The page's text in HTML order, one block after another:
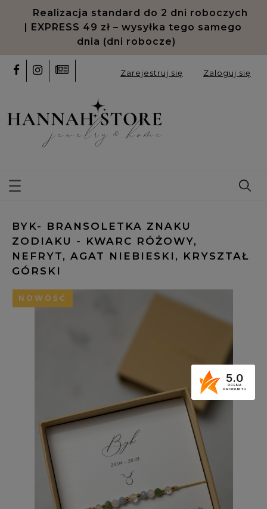
Realizacja standard do 2 dni roboczych
| EXPRESS 49 zł – wysyłka tego samego
dnia (dni robocze)
Zarejestruj się Zaloguj się
BYK- BRANSOLETKA ZNAKU
ZODIAKU - KWARC RÓŻOWY,
NEFRYT, AGAT NIEBIESKI, KRYSZTAŁ
GÓRSKI
NOWOŚĆ
5.0
OCENA
PRODUKTU